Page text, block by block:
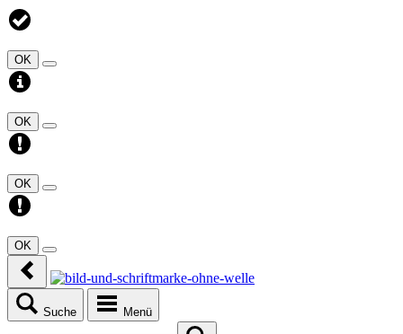
OK
OK
OK
OK
Suche Menü